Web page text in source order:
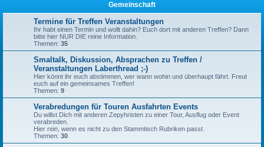
Gemeinschaft
Termine für Treffen Veranstaltungen
Ihr habt einen Termin und wollt dahin? Euch dort mit anderen Treffen? Dann
bitte hier NUR DIE reine Information.
Themen: 35
Smaltalk, Diskussion, Absprachen zu Treffen /
Veranstaltungen Laberthread ;-)
Hier könnt ihr euch abstimmen, wer wann wohin und überhaupt fährt. Freut
euch auf ein gemeinsames Treffen!
Themen: 9
Verabredungen für Touren Ausfahrten Events
Du willst Dich mit anderen Zepyhristen zu einer Tour, Ausflug oder Event
verabreden.
Hier rein, wenn es nicht zu den Stammtisch Rubriken passt.
Themen: 30